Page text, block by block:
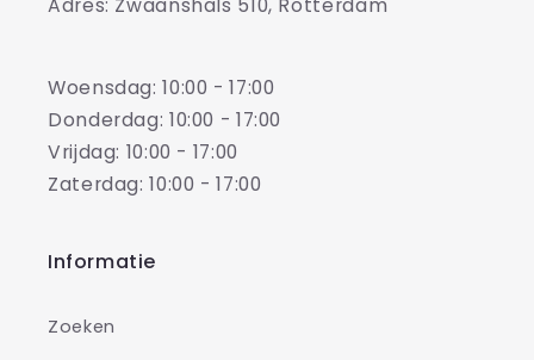
Woensdag: 10:00 - 17:00
Donderdag: 10:00 - 17:00
Vrijdag: 10:00 - 17:00
Zaterdag: 10:00 - 17:00
Informatie
Zoeken